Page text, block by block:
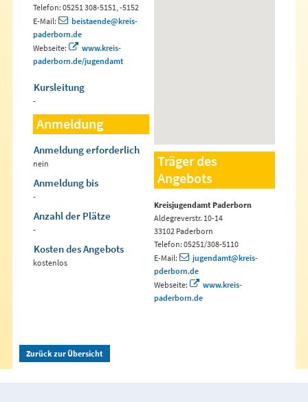
Telefon: 05251 308-5151, -5152
E-Mail:
beistaende@kreis-
paderborn.de
Webseite:
www.kreis-
paderborn.de/jugendamt
Kursleitung
-
Anmeldung
Anmeldung erforderlich
nein
Anmeldung bis
-
Anzahl der Plätze
-
Kosten des Angebots
kostenlos
Träger des
Angebots
Kreisjugendamt Paderborn
Aldegreverstr. 10-14
33102 Paderborn
Telefon: 05251/308-5110
E-Mail:
jugendamt@kreis-
pderborn.de
Webseite:
www.kreis-
paderborn.de
Zurück zur Übersicht